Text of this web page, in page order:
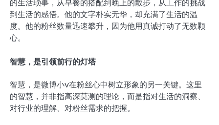
的生活琐事，从早餐的搭配到晚上的散步，从工作的挑战
到生活的感悟。他的文字朴实无华，却充满了生活的温
度。他的粉丝数量迅速攀升，因为他用真诚打动了无数颗
心。
智慧，是引领前行的灯塔
智慧，是微博小v在粉丝心中树立形象的另一关键。这里
的智慧，并非指高深莫测的理论，而是指对生活的洞察、
对行业的理解、对粉丝需求的把握。